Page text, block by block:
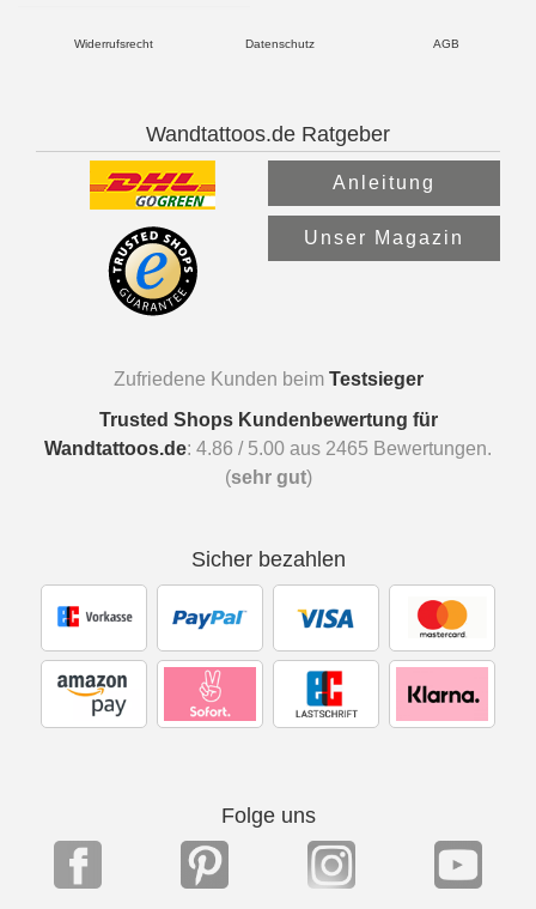
Widerrufsrecht Datenschutz AGB
Wandtattoos.de Ratgeber
Anleitung
Unser Magazin
Zufriedene Kunden beim Testsieger
Trusted Shops Kundenbewertung für
Wandtattoos.de: 4.86 / 5.00 aus 2465 Bewertungen.
(sehr gut)
Sicher bezahlen
Folge uns